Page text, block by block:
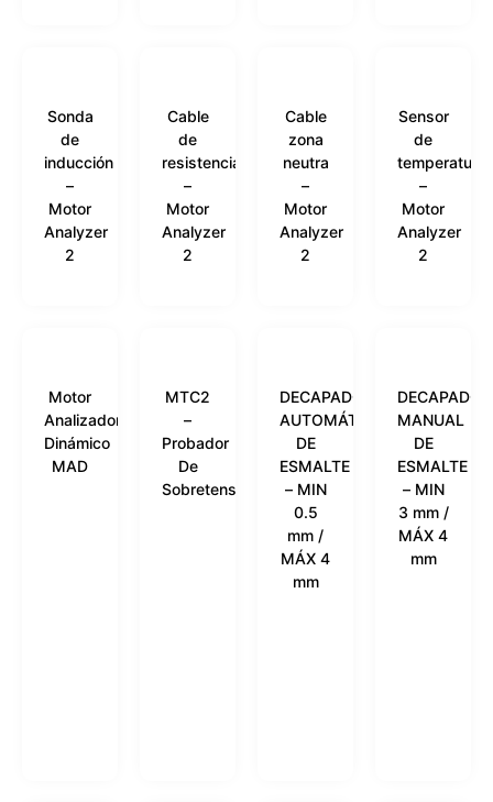
Sonda
de
inducción
–
Motor
Analyzer
2
Cable
de
resistencia
–
Motor
Analyzer
2
Cable
zona
neutra
–
Motor
Analyzer
2
Sensor
de
temperatura
–
Motor
Analyzer
2
Motor
Analizador
Dinámico
MAD
MTC2
–
Probador
De
Sobretensiones
DECAPADOR
AUTOMÁTICO
DE
ESMALTE
– MIN
0.5
mm /
MÁX 4
mm
DECAPADOR
MANUAL
DE
ESMALTE
– MIN
3 mm /
MÁX 4
mm